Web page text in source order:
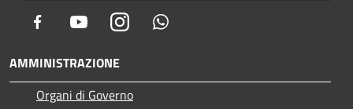
Facebook YoutubeInstagram
AMMINISTRAZIONE
Organi di Governo